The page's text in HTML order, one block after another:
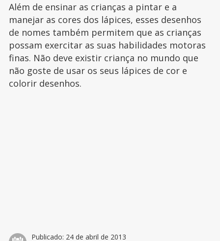
Além de ensinar as crianças a pintar e a
manejar as cores dos lápices, esses desenhos
de nomes também permitem que as crianças
possam exercitar as suas habilidades motoras
finas. Não deve existir criança no mundo que
não goste de usar os seus lápices de cor e
colorir desenhos.
Publicado: 24 de abril de 2013